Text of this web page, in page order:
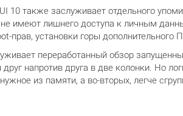
10 также заслуживает отдельного
не имеют лишнего доступа к личным
прав, установки горы
переработанный обзор
напротив друга в две колонки. Но
из памяти, а во-вторых, легче